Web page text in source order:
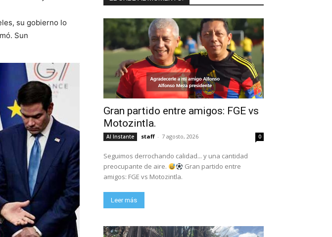
su gobierno lo
Sun
Gran partido entre amigos: FGE vs
Motozintla.
Al Instante staff - 7 agosto, 2026 0
Seguimos derrochando calidad... y una cantidad
preocupante de aire.
Gran partido entre
amigos: FGE vs Motozintla.
Leer más